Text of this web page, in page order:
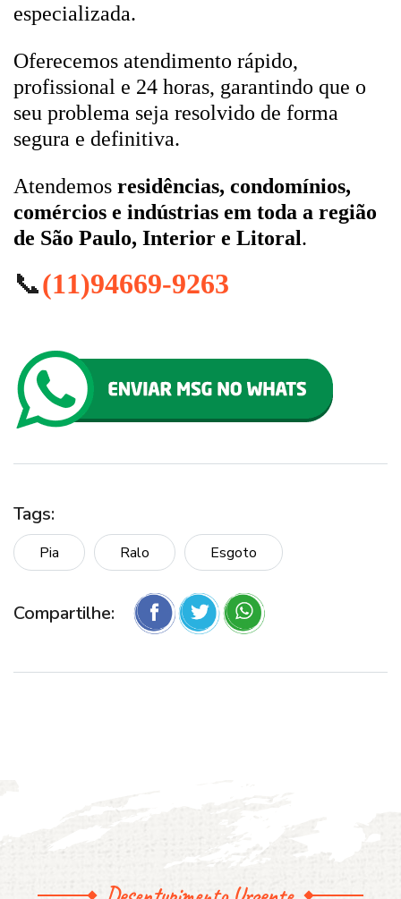
especializada.
Oferecemos atendimento rápido,
profissional e 24 horas, garantindo que o
seu problema seja resolvido de forma
segura e definitiva.
Atendemos residências, condomínios,
comércios e indústrias em toda a região
de São Paulo, Interior e Litoral.
📞(11)94669-9263
Tags:
Pia Ralo Esgoto
Compartilhe: